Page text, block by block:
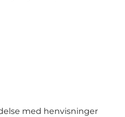
med henvisninger